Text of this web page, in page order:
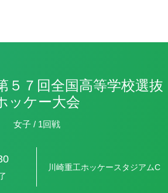
７回全国高等学校選抜
ッケー大会
女子 / 1回戦
川崎重工ホッケースタジアムC